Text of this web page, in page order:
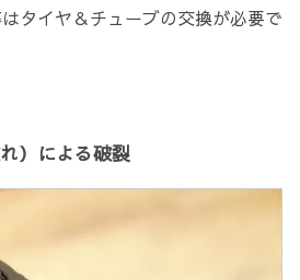
タイヤ＆チューブの交換が必要で
）による破裂